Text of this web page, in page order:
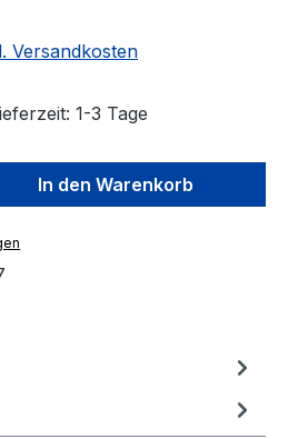
Versandkosten
1-3 Tage
Gib den
In den Warenkorb